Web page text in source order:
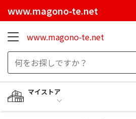
www.magono-te.net
www.magono-te.net
マイストア